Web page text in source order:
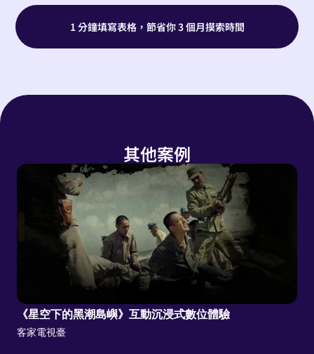
1 分鐘填寫表格，節省你 3 個月摸索時間
其他案例
《星空下的黑潮島嶼》互動沉浸式數位體驗
客家電視臺